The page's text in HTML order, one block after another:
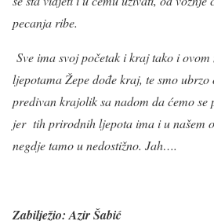
pecanja ribe.
Sve ima svoj početak i kraj tako i ovom
ljepotama Žepe dođe kraj, te smo
predivan krajolik sa nadom da ćemo
jer tih prirodnih ljepota ima i u našem
negdje tamo u nedostižno. Jah….
Zabilježio: Azir Šabić